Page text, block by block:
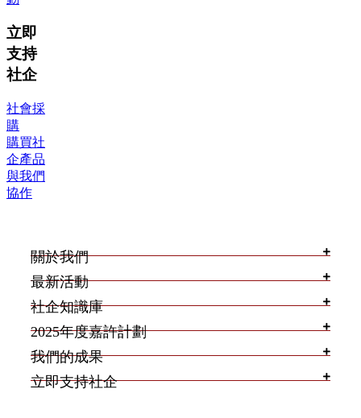
立即
支持
社企
社會採
購
購買社
企產品
與我們
協作
關於我們
最新活動
社企知識庫
2025年度嘉許計劃
我們的成果
立即支持社企